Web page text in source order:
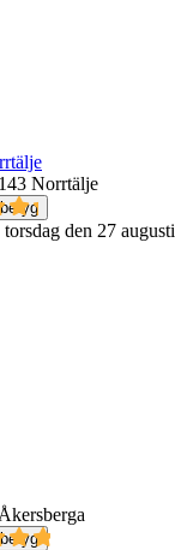
Norrtälje
torsdag den 27 augusti